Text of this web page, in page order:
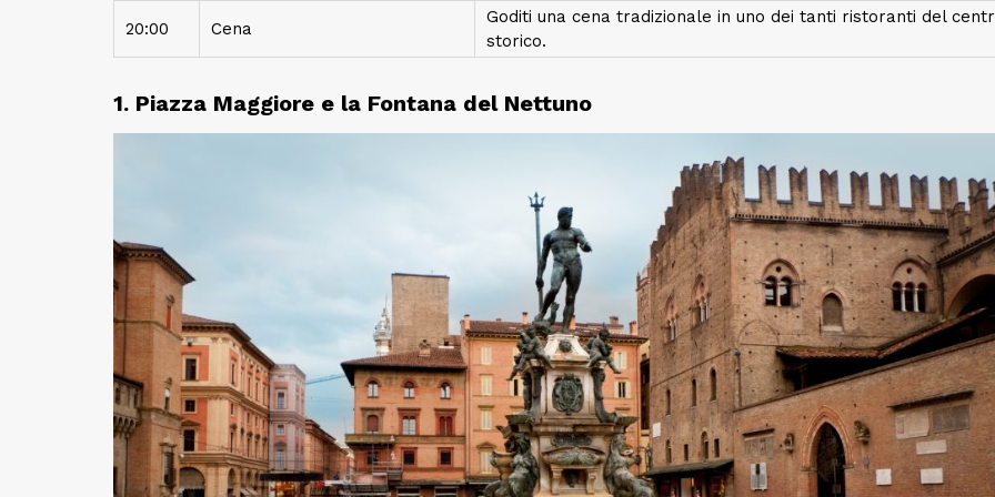
20:00 Cena
Goditi una cena tradizionale in uno dei tanti ristoranti del
storico.
1. Piazza Maggiore e la Fontana del Nettuno